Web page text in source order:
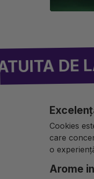
DE LA
Cookies
care
o
Arome